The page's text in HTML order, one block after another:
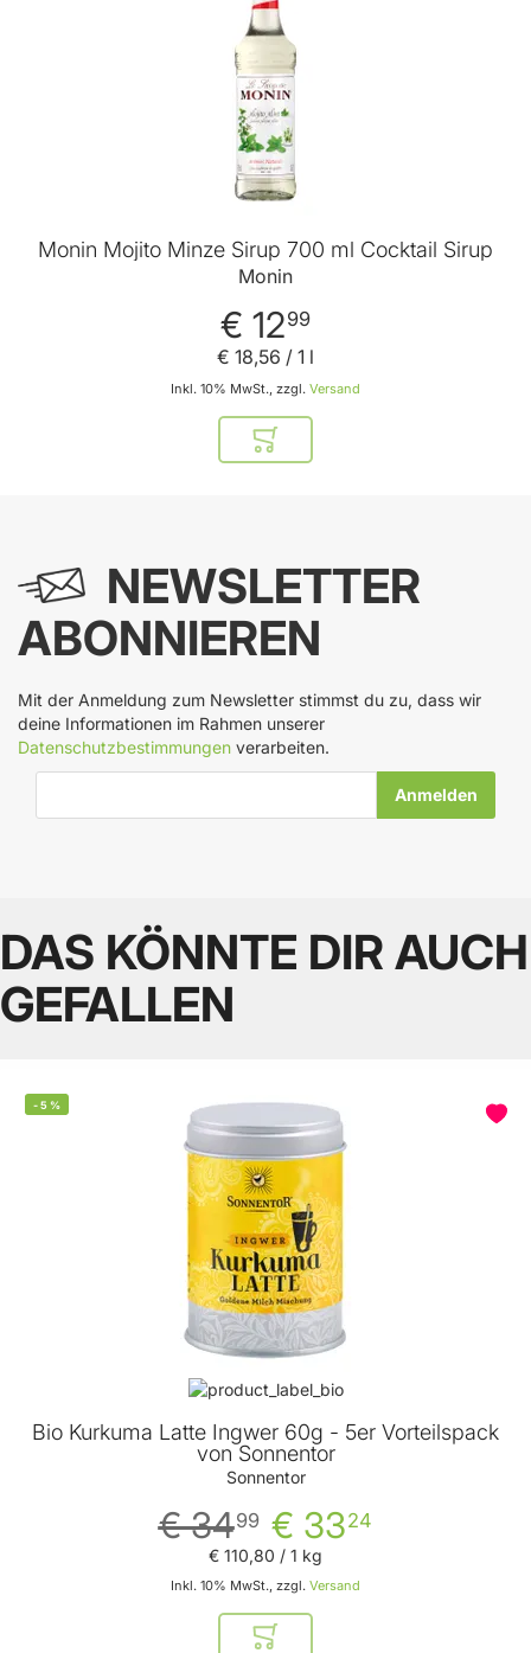
Monin Mojito Minze Sirup 700 ml Cocktail Sirup
Monin
€ 1299
Inkl. 10% MwSt., zzgl. Versand
€ 18,56 / 1 l
In den Warenkorb
NEWSLETTER
ABONNIEREN
Mit der Anmeldung zum Newsletter stimmst du zu, dass wir
deine Informationen im Rahmen unserer
Datenschutzbestimmungen verarbeiten.
DAS KÖNNTE DIR AUCH
GEFALLEN
-5 %
Bio Kurkuma Latte Ingwer 60g - 5er Vorteilspack
von Sonnentor
Sonnentor
€ 3324
€ 3499
Inkl. 10% MwSt., zzgl. Versand
€ 110,80 / 1 kg
In den Warenkorb